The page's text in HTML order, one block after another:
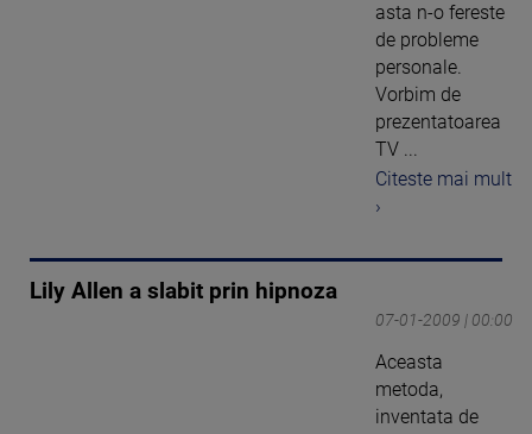
asta n-o fereste
de probleme
personale.
Vorbim de
prezentatoarea
TV ...
Citeste mai mult
›
Lily Allen a slabit prin hipnoza
07-01-2009 | 00:00
Aceasta
metoda,
inventata de